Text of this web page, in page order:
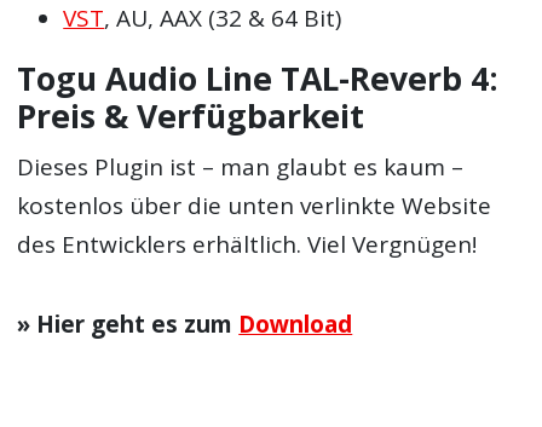
VST, AU, AAX (32 & 64 Bit)
Togu Audio Line TAL-Reverb 4:
Preis & Verfügbarkeit
Dieses Plugin ist – man glaubt es kaum –
kostenlos über die unten verlinkte Website
des Entwicklers erhältlich. Viel Vergnügen!
» Hier geht es zum Download